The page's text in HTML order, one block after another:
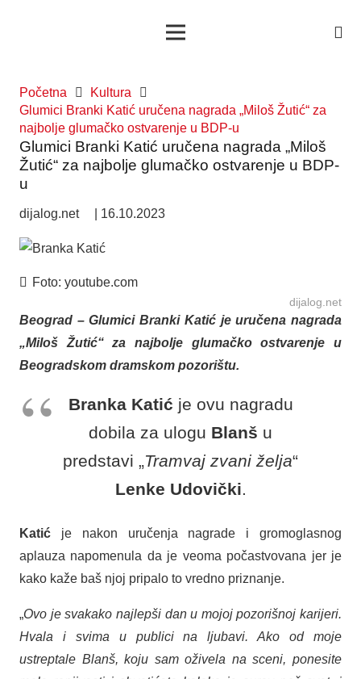
Početna
Kultura
Glumici Branki Katić uručena nagrada „Miloš Žutić“ za
najbolje glumačko ostvarenje u BDP-u
Glumici Branki Katić uručena nagrada „Miloš
Žutić“ za najbolje glumačko ostvarenje u BDP-
u
dijalog.net 16.10.2023
Foto:youtube.com
dijalog.net
Beograd – Glumici Branki Katić je uručena nagrada
„Miloš Žutić“ za najbolje glumačko ostvarenje u
Beogradskom dramskom pozorištu.
Branka Katić je ovu nagradu
dobila za ulogu Blanš u
predstavi „ Tramvaj zvani želja“
Lenke Udovički
Katić je nakon uručenja nagrade i gromoglasnog
aplauza napomenula da je veoma počastvovana jer je
kako kaže baš njoj pripalo to vredno priznanje.
„Ovo je svakako najlepši dan u mojoj pozorišnoj karijeri.
Hvala i svima u publici na ljubavi. Ako od moje
ustreptale Blanš, koju sam oživela na sceni, ponesite